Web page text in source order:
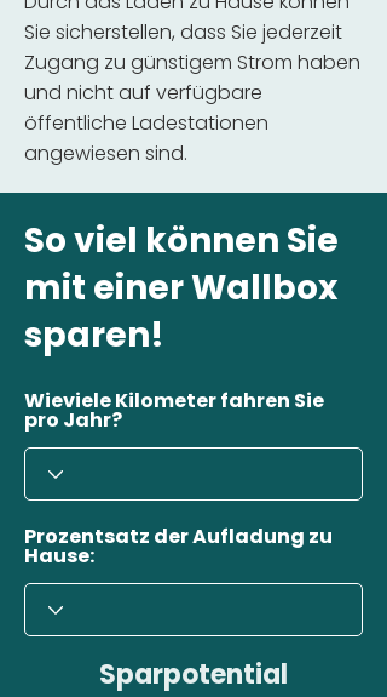
Sie sicherstellen, dass Sie jederzeit
Zugang zu günstigem Strom haben
und nicht auf verfügbare
öffentliche Ladestationen
angewiesen sind.
So viel können Sie
mit einer Wallbox
sparen!
Wieviele Kilometer fahren Sie
pro Jahr?
Prozentsatz der Aufladung zu
Hause:
Sparpotential